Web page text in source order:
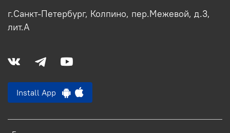
г.Санкт-Петербург, Колпино, пер.Межевой, д.3,
лит.А
Install App